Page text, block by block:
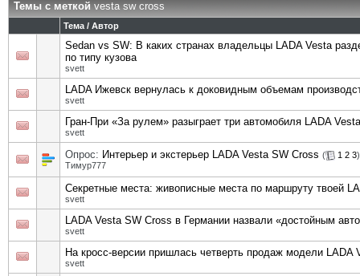
Темы с меткойvesta sw cross
Тема / Автор
Sedan vs SW: В каких странах владельцы LADA Vesta
по типу кузова
svett
LADA Ижевск вернулась к доковидным объемам
svett
Гран-При «За рулем» разыграет три автомобиля LADA Vesta
svett
Опрос: Интерьер и экстерьер LADA Vesta SW Cross ( 1 2 3)
Тимур777
Секретные места: живописные места по маршруту твоей
svett
LADA Vesta SW Cross в Германии назвали «достойным
svett
На кросс-версии пришлась четверть продаж модели LADA
svett